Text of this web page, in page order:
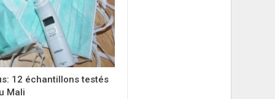
12 échantillons testés
Mali